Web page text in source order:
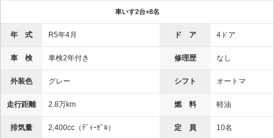
車いす2台+8名
年 式 R5年4月 ド ア 4ドア
車 検 車検2年付き 修理歴 なし
外装色 グレー シフト オートマ
走行距離 2.8万km 燃 料 軽油
排気量 2,400cc（ﾃﾞｨｰｾﾞﾙ） 定 員 10名